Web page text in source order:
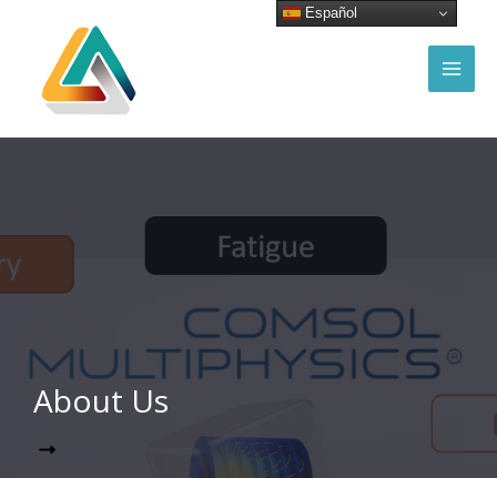
contenido
About Us
Español